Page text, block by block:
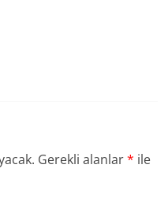
Gerekli alanlar* ile